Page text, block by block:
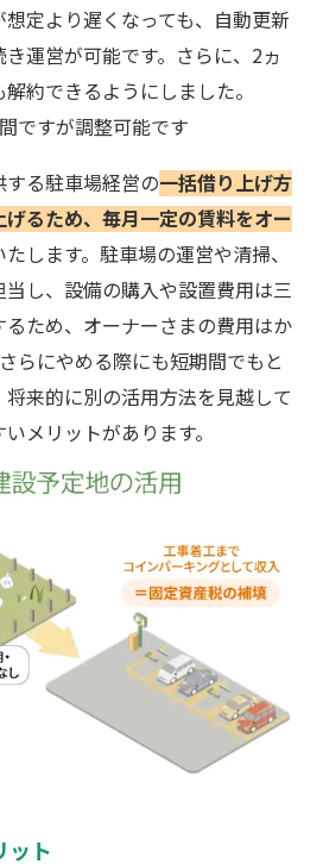
定より遅くなっても、自動更新
運営が可能です。さらに、2ヵ
約できるようにしました。
ですが調整可能です
る駐車場経営の一括借り上げ方
るため、毎月一定の賃料をオー
たします。駐車場の運営や清掃、
当し、設備の購入や設置費用は三
ため、オーナーさまの費用はか
らにやめる際にも短期間でもと
来的に別の活用方法を見越して
メリットがあります。
ット